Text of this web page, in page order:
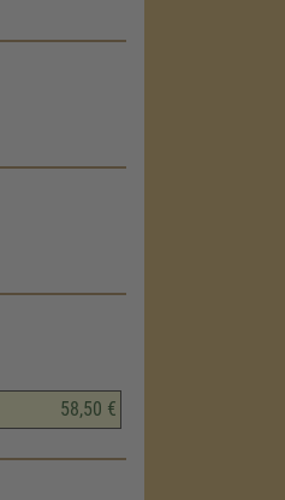
58,50 €